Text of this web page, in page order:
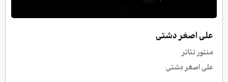
علی اصغر دشتی
منتور تئاتر
علی اصغر دشتی